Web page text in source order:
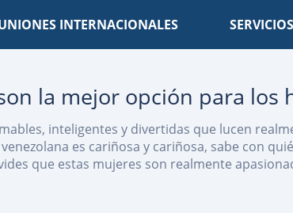
INTERNACIONALES SERVICIOS
la mejor opción para los
inteligentes y divertidas que lucen
es cariñosa y cariñosa, sabe con
que estas mujeres son realmente